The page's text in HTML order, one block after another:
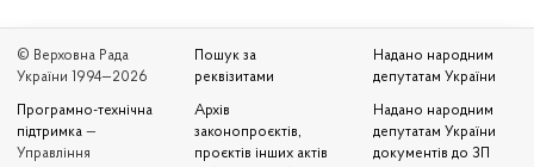
© Верховна Рада
України 1994—2026
Програмно-технічна
підтримка —
Управління
Пошук за
реквізитами
Архів
законопроєктів,
проєктів інших актів
Надано народним
депутатам України
Надано народним
депутатам України
документів до ЗП